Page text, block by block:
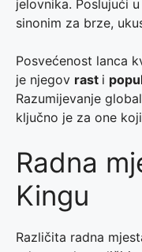
jelovnika. Poslujući
sinonim za brze,
Posvećenost lanca
je njegov rast i
Razumijevanje
ključno je za one
Radna
Kingu
Različita radna